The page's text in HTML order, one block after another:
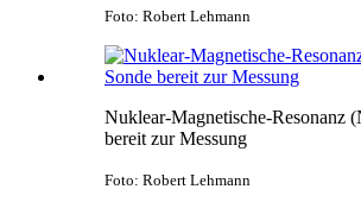
Foto: Robert Lehmann
Nuklear-Magnetische-Resonanz
bereit zur Messung
Foto: Robert Lehmann